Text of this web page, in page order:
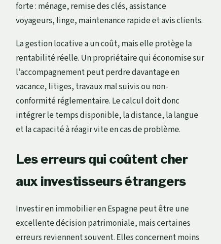
forte : ménage, remise des clés, assistance
voyageurs, linge, maintenance rapide et avis clients.
La gestion locative a un coût, mais elle protège la
rentabilité réelle. Un propriétaire qui économise sur
l’accompagnement peut perdre davantage en
vacance, litiges, travaux mal suivis ou non-
conformité réglementaire. Le calcul doit donc
intégrer le temps disponible, la distance, la langue
et la capacité à réagir vite en cas de problème.
Les erreurs qui coûtent cher
aux investisseurs étrangers
Investir en immobilier en Espagne peut être une
excellente décision patrimoniale, mais certaines
erreurs reviennent souvent. Elles concernent moins